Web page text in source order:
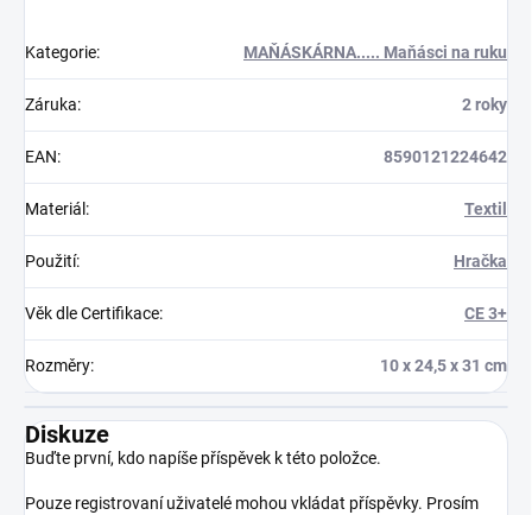
Kategorie: MAŇÁSKÁRNA..... Maňásci na ruku
Záruka: 2 roky
EAN: 8590121224642
Materiál : Textil
Použití: Hračka
Věk dle Certifikace: CE 3+
Rozměry: 10 x 24,5 x 31 cm
Diskuze
Buďte první, kdo napíše příspěvek k této položce.
Pouze registrovaní uživatelé mohou vkládat příspěvky. Prosím